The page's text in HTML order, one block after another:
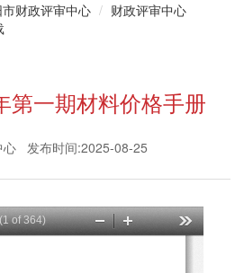
财政评审中心
财政评审中心
第一期材料价格手册
心 发布时间:2025-08-25